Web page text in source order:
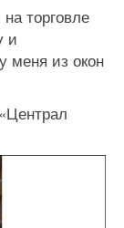
торговле
и
меня из окон